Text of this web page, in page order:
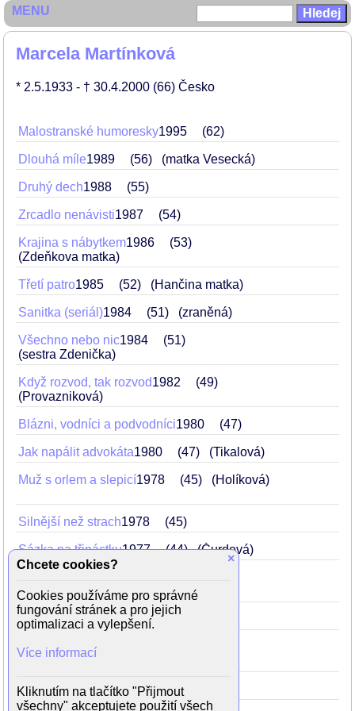
Marcela Martínková
* 2.5.1933 - † 30.4.2000 (66) Česko
Malostranské humoresky1995 62
Dlouhá míle1989 56 (matka Vesecká)
Druhý dech1988 55
Zrcadlo nenávisti1987 54
Krajina s nábytkem1986
53
(Zdeňkova matka)
Třetí patro1985 52 (Hančina matka)
Sanitka (seriál)1984 51 (zraněná)
Všechno nebo nic1984
51
(sestra Zdenička)
Když rozvod, tak rozvod1982
49
(Provazniková)
Blázni, vodníci a podvodníci1980 47
Jak napálit advokáta1980 47 (Tikalová)
Muž s orlem a slepicí1978 45 (Holíková)
Silnější než strach1978 45
Sázka na třináctku1977 44 (Čurdová)
(Koryntová)
Velké trápení1974 41
Flirt se slečnou Stříbrnou
(paní Pecáková)
Objížďka 1968 35 (Šumichrastová)
MENU
×
Chcete cookies?
Cookies používáme pro správné
fungování stránek a pro jejich
optimalizaci a vylepšení.
Více informací
Kliknutím na tlačítko "Přijmout
všechny" akceptujete použití všech